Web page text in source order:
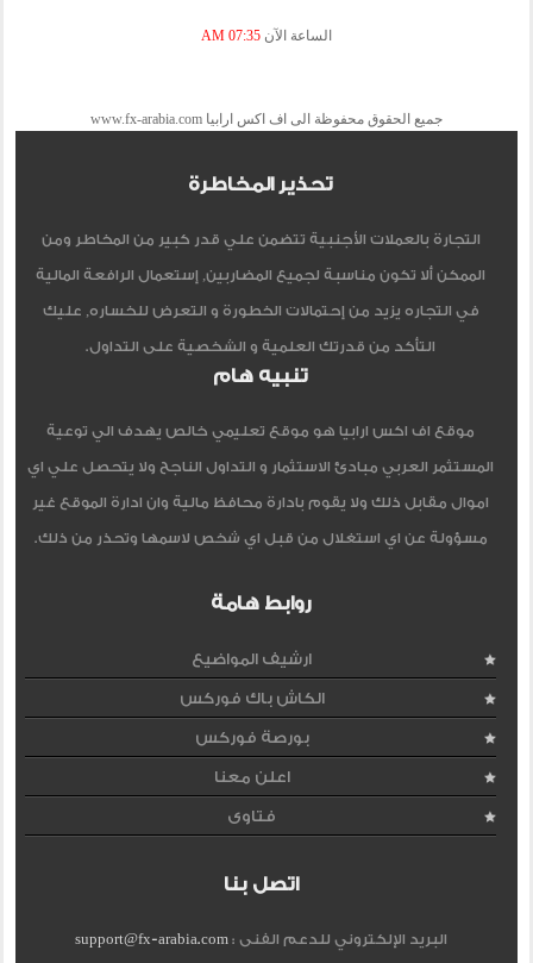
الساعة الآن 07:35 AM
جميع الحقوق محفوظة الى اف اكس ارابيا www.fx-arabia.com
تحذير المخاطرة
التجارة بالعملات الأجنبية تتضمن علي قدر كبير من المخاطر ومن
الممكن ألا تكون مناسبة لجميع المضاربين, إستعمال الرافعة المالية
في التجاره يزيد من إحتمالات الخطورة و التعرض للخساره, عليك
التأكد من قدرتك العلمية و الشخصية على التداول.
تنبيه هام
موقع اف اكس ارابيا هو موقع تعليمي خالص يهدف الي توعية
المستثمر العربي مبادئ الاستثمار و التداول الناجح ولا يتحصل علي اي
اموال مقابل ذلك ولا يقوم بادارة محافظ مالية وان ادارة الموقع غير
مسؤولة عن اي استغلال من قبل اي شخص لاسمها وتحذر من ذلك.
روابط هامة
ارشيف المواضيع
الكاش باك فوركس
بورصة فوركس
اعلن معنا
فتاوى
اتصل بنا
البريد الإلكتروني للدعم الفنى :support@fx-arabia.com